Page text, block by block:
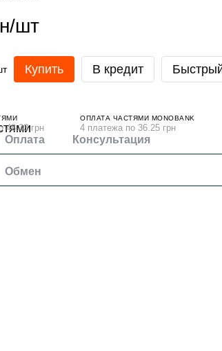
шт
Купить В кредит
48.33 грн
ОПЛАТА ЧАСТЯМИ MONOBANK
4 платежа по 36.25 грн
Оплата Консультация
Обмен